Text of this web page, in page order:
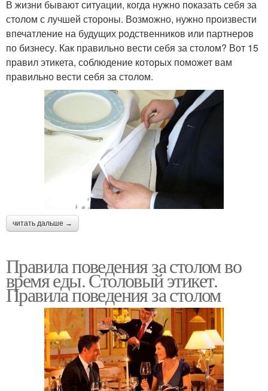
В жизни бывают ситуации, когда нужно показать себя за
столом с лучшей стороны. Возможно, нужно произвести
впечатление на будущих родственников или партнеров
по бизнесу. Как правильно вести себя за столом? Вот 15
правил этикета, соблюдение которых поможет вам
правильно вести себя за столом.
читать дальше →
Правила поведения за столом во
время еды. Столовый этикет.
Правила поведения за столом